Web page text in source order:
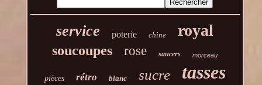
service poterie chine royal
soucoupes rose saucers morceau
pièces rétro blanc sucre tasses